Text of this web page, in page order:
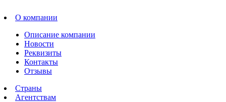
О компании
Описание компании
Новости
Реквизиты
Контакты
Отзывы
Страны
Агентствам